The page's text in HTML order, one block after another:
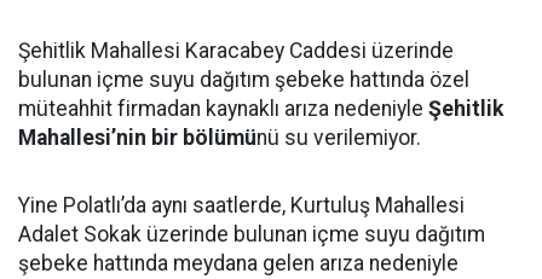
Şehitlik Mahallesi Karacabey Caddesi üzerinde
bulunan içme suyu dağıtım şebeke hattında özel
müteahhit firmadan kaynaklı arıza nedeniyle Şehitlik
Mahallesi’nin bir bölümünü su verilemiyor.
Yine Polatlı’da aynı saatlerde, Kurtuluş Mahallesi
Adalet Sokak üzerinde bulunan içme suyu dağıtım
şebeke hattında meydana gelen arıza nedeniyle